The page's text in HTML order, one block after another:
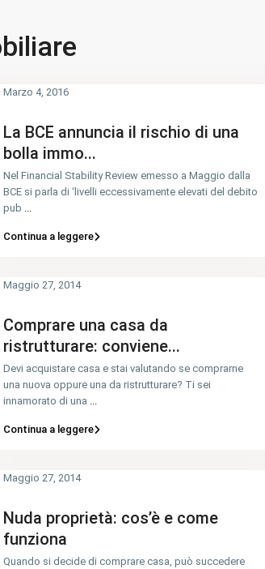
La BCE annuncia il rischio di una
bolla immo...
Marzo 4, 2016
Nel Financial Stability Review emesso a Maggio dalla
BCE si parla di ‘livelli eccessivamente elevati del debito
pub ...
Continua a leggere
Comprare una casa da
ristrutturare: conviene...
Maggio 27, 2014
Devi acquistare casa e stai valutando se comprarne
una nuova oppure una da ristrutturare? Ti sei
innamorato di una ...
Continua a leggere
Nuda proprietà: cos’è e come
funziona
Maggio 27, 2014
Quando si decide di comprare casa, può succedere